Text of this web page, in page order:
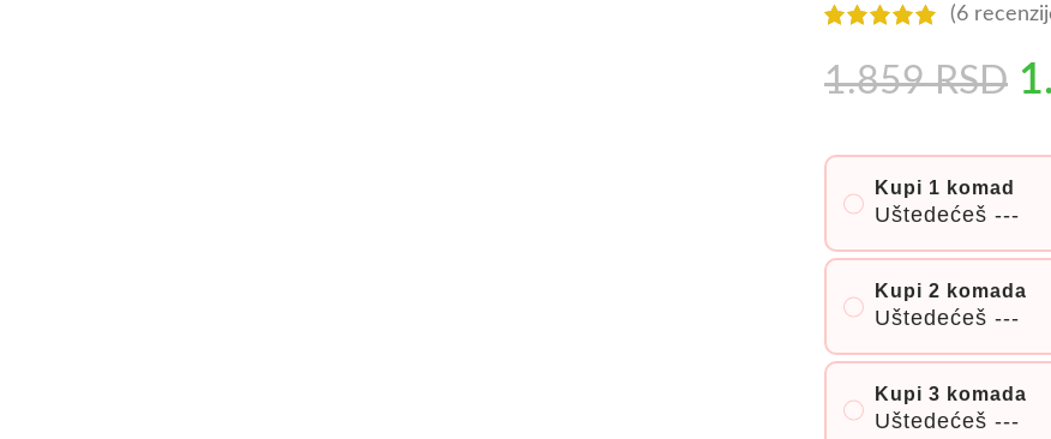
(6
1.859RSD
Kupi 1 komad
Uštedećeš ---
Kupi 2 komada
Uštedećeš ---
Kupi 3 komada
Uštedećeš ---